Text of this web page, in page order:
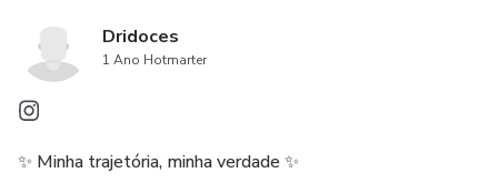
Dridoces
1 Ano Hotmarter
✨ Minha trajetória, minha verdade ✨